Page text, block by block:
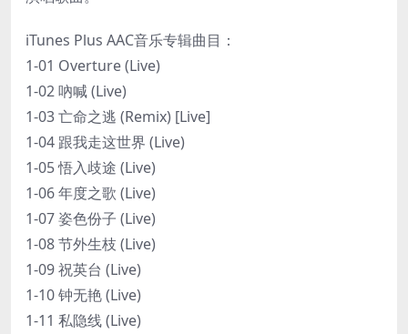
iTunes Plus AAC音乐专辑曲目：
1-01 Overture (Live)
1-02 吶喊 (Live)
1-03 亡命之逃 (Remix) [Live]
1-04 跟我走这世界 (Live)
1-05 悟入歧途 (Live)
1-06 年度之歌 (Live)
1-07 姿色份子 (Live)
1-08 节外生枝 (Live)
1-09 祝英台 (Live)
1-10 钟无艳 (Live)
1-11 私隐线 (Live)